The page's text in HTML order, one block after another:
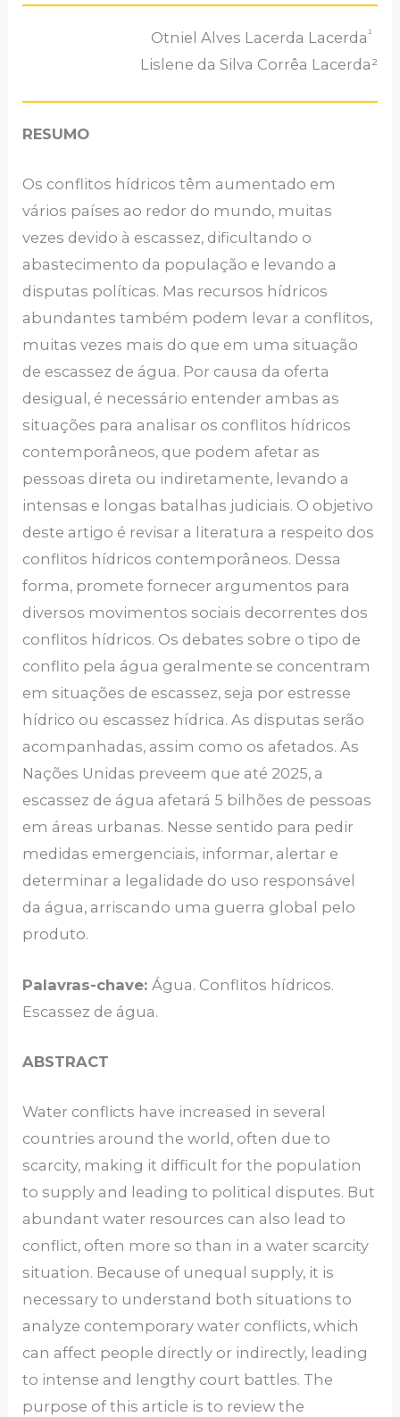
Otniel Alves Lacerda Lacerda ¹
Lislene da Silva Corrêa Lacerda²
RESUMO
Os conflitos hídricos têm aumentado em
vários países ao redor do mundo, muitas
vezes devido à escassez, dificultando o
abastecimento da população e levando a
disputas políticas. Mas recursos hídricos
abundantes também podem levar a conflitos,
muitas vezes mais do que em uma situação
de escassez de água. Por causa da oferta
desigual, é necessário entender ambas as
situações para analisar os conflitos hídricos
contemporâneos, que podem afetar as
pessoas direta ou indiretamente, levando a
intensas e longas batalhas judiciais. O objetivo
deste artigo é revisar a literatura a respeito dos
conflitos hídricos contemporâneos. Dessa
forma, promete fornecer argumentos para
diversos movimentos sociais decorrentes dos
conflitos hídricos. Os debates sobre o tipo de
conflito pela água geralmente se concentram
em situações de escassez, seja por estresse
hídrico ou escassez hídrica. As disputas serão
acompanhadas, assim como os afetados. As
Nações Unidas preveem que até 2025, a
escassez de água afetará 5 bilhões de pessoas
em áreas urbanas. Nesse sentido para pedir
medidas emergenciais, informar, alertar e
determinar a legalidade do uso responsável
da água, arriscando uma guerra global pelo
produto.
Palavras-chave:Água. Conflitos hídricos.
Escassez de água.
ABSTRACT
Water conflicts have increased in several
countries around the world, often due to
scarcity, making it difficult for the population
to supply and leading to political disputes. But
abundant water resources can also lead to
conflict, often more so than in a water scarcity
situation. Because of unequal supply, it is
necessary to understand both situations to
analyze contemporary water conflicts, which
can affect people directly or indirectly, leading
to intense and lengthy court battles. The
purpose of this article is to review the